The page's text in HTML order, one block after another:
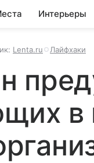
Интерьеры
Lenta.ru Лайфхаки
в